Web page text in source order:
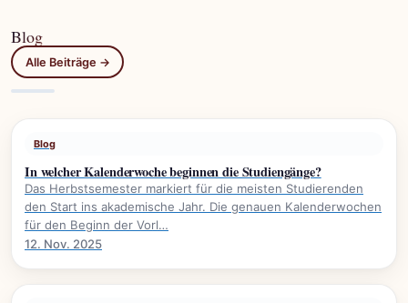
Blog
Alle Beiträge →
Blog
In welcher Kalenderwoche beginnen die Studiengänge?
Das Herbstsemester markiert für die meisten Studierenden
den Start ins akademische Jahr. Die genauen Kalenderwochen
für den Beginn der Vorl…
12. Nov. 2025